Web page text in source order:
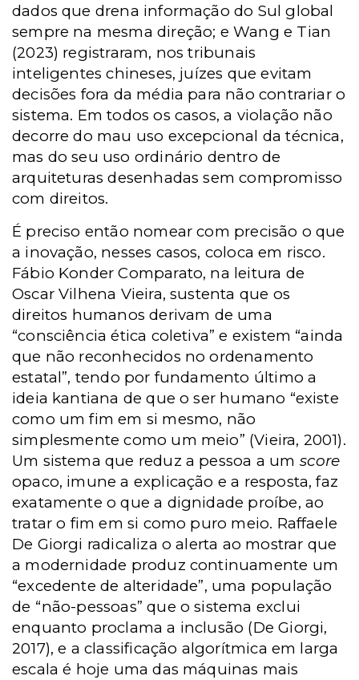
dados que drena informação do Sul global
sempre na mesma direção; e Wang e Tian
(2023) registraram, nos tribunais
inteligentes chineses, juízes que evitam
decisões fora da média para não contrariar o
sistema. Em todos os casos, a violação não
decorre do mau uso excepcional da técnica,
mas do seu uso ordinário dentro de
arquiteturas desenhadas sem compromisso
com direitos.
É preciso então nomear com precisão o que
a inovação, nesses casos, coloca em risco.
Fábio Konder Comparato, na leitura de
Oscar Vilhena Vieira, sustenta que os
direitos humanos derivam de uma
“consciência ética coletiva” e existem “ainda
que não reconhecidos no ordenamento
estatal”, tendo por fundamento último a
ideia kantiana de que o ser humano “existe
como um fim em si mesmo, não
simplesmente como um meio” (Vieira, 2001).
Um sistema que reduz a pessoa a um score
opaco, imune a explicação e a resposta, faz
exatamente o que a dignidade proíbe, ao
tratar o fim em si como puro meio. Raffaele
De Giorgi radicaliza o alerta ao mostrar que
a modernidade produz continuamente um
“excedente de alteridade”, uma população
de “não-pessoas” que o sistema exclui
enquanto proclama a inclusão (De Giorgi,
2017), e a classificação algorítmica em larga
escala é hoje uma das máquinas mais